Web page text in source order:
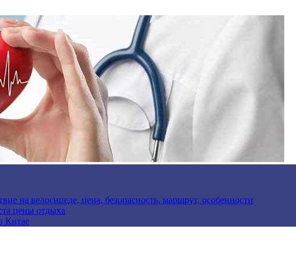
на велосипеде, цена, безопасность, маршрут, особенности
цены отдыха
Китае